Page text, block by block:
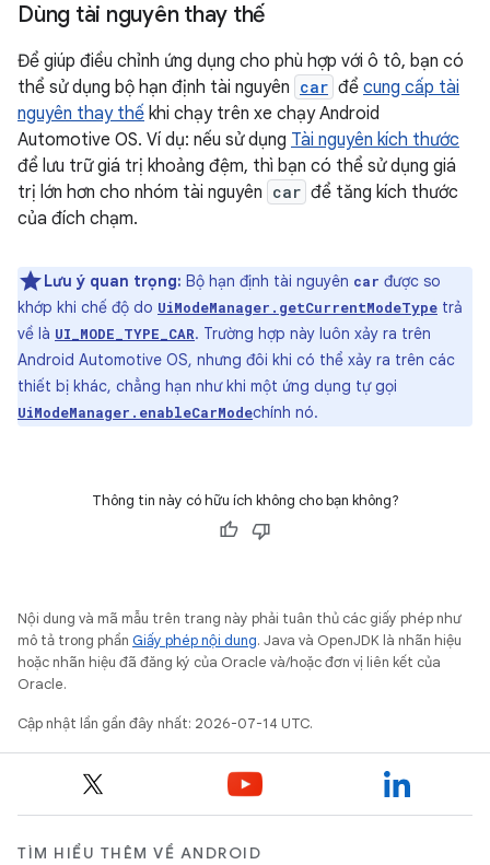
Dùng tài nguyên thay thế
Để giúp điều chỉnh ứng dụng cho phù hợp với ô tô, bạn có
thể sử dụng bộ hạn định tài nguyên car để cung cấp tài
nguyên thay thế khi chạy trên xe chạy Android
Automotive OS. Ví dụ: nếu sử dụng Tài nguyên kích thước
để lưu trữ giá trị khoảng đệm, thì bạn có thể sử dụng giá
trị lớn hơn cho nhóm tài nguyên car để tăng kích thước
của đích chạm.
Lưu ý quan trọng: Bộ hạn định tài nguyên car được so
khớp khi chế độ do UiModeManager.getCurrentModeType trả
về là UI_MODE_TYPE_CAR. Trường hợp này luôn xảy ra trên
Android Automotive OS, nhưng đôi khi có thể xảy ra trên các
thiết bị khác, chẳng hạn như khi một ứng dụng tự gọi
UiModeManager.enableCarModechính nó.
Thông tin này có hữu ích không cho bạn không?
Nội dung và mã mẫu trên trang này phải tuân thủ các giấy phép như
mô tả trong phần Giấy phép nội dung. Java và OpenJDK là nhãn hiệu
hoặc nhãn hiệu đã đăng ký của Oracle và/hoặc đơn vị liên kết của
Oracle.
Cập nhật lần gần đây nhất: 2026-07-14 UTC.
TÌM HIỂU THÊM VỀ ANDROID